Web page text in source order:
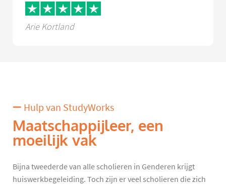
Arie Kortland
Hulp van StudyWorks
Maatschappijleer, een
moeilijk vak
Bijna tweederde van alle scholieren in Genderen krijgt
huiswerkbegeleiding. Toch zijn er veel scholieren die zich